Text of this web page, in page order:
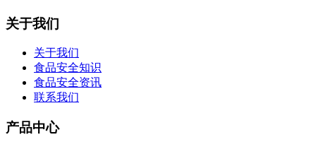
关于我们
关于我们
食品安全知识
食品安全资讯
联系我们
产品中心